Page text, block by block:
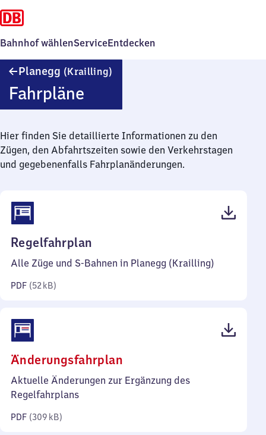
Bahnhof wählenServiceEntdecken
Planegg (Krailling)
Fahrpläne
Hier finden Sie detaillierte Informationen zu den
Zügen, den Abfahrtszeiten sowie den Verkehrstagen
und gegebenenfalls Fahrplanänderungen.
Regelfahrplan
52
Alle Züge und S-Bahnen in Planegg (Krailling)
PDF (52 kB)
Änderungsfahrplan
309
Aktuelle Änderungen zur Ergänzung des
Regelfahrplans
PDF (309 kB)